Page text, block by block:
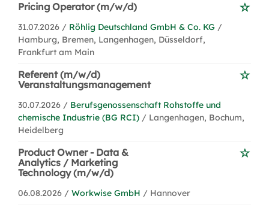
Pricing Operator (m/w/d)
31.07.2026 / Röhlig Deutschland GmbH & Co. KG /
Hamburg, Bremen, Langenhagen, Düsseldorf,
Frankfurt am Main
Referent (m/w/d)
Veranstaltungsmanagement
30.07.2026 / Berufsgenossenschaft Rohstoffe und
chemische Industrie (BG RCI) / Langenhagen, Bochum,
Heidelberg
Product Owner - Data &
Analytics / Marketing
Technology (m/w/d)
06.08.2026 / Workwise GmbH / Hannover